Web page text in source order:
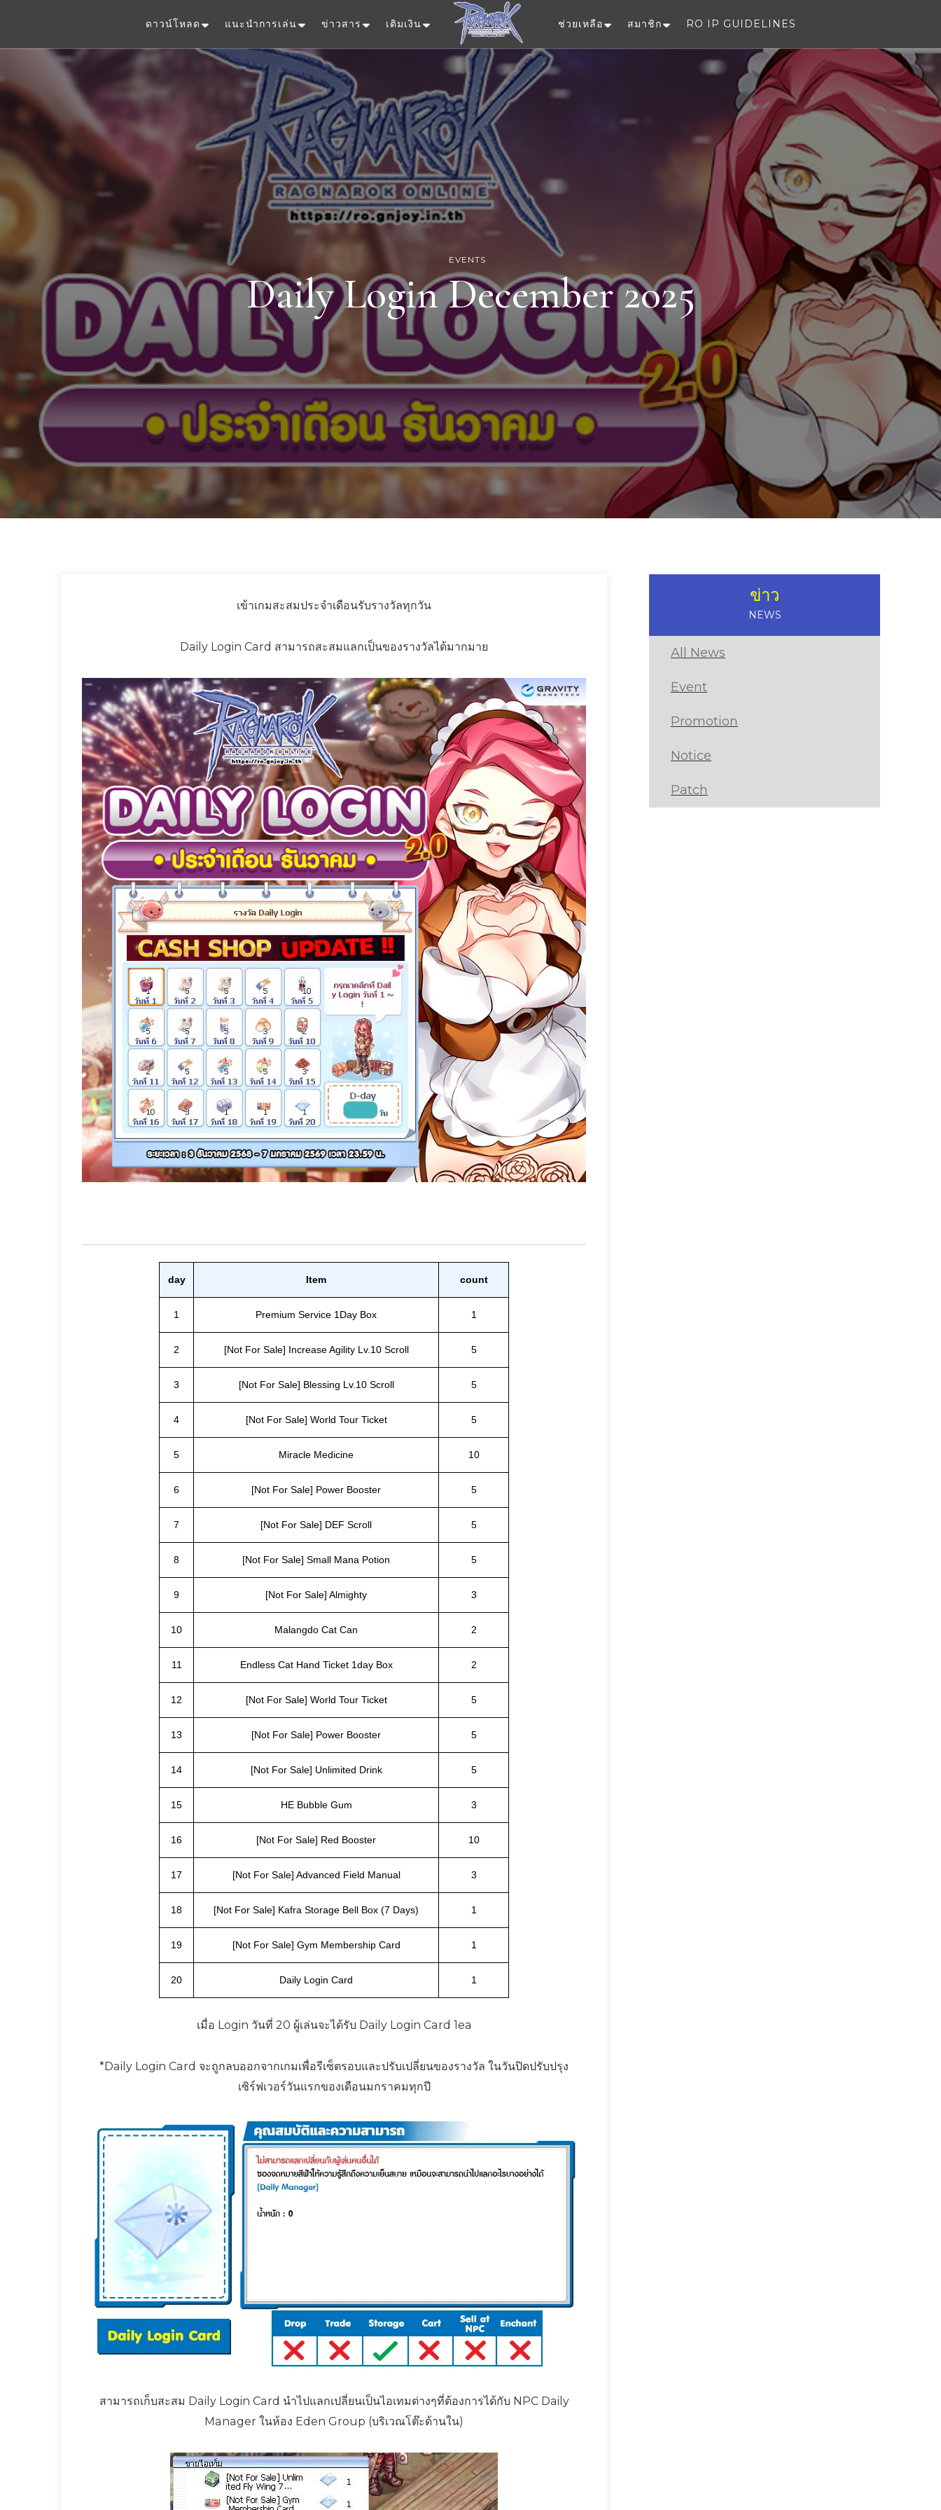
ดาวน์โหลด แนะนำการเล่น ข่าวสาร เติมเงิน
Ragnarok Online
ช่วยเหลือ สมาชิก RO IP GUIDELINES
EVENTS
Daily Login December 2025
เข้าเกมสะสมประจำเดือนรับรางวัลทุกวัน
Daily Login Card สามารถสะสมแลกเป็นของรางวัลได้มากมาย
day Item count
1 Premium Service 1Day Box 1
2 [Not For Sale] Increase Agility Lv.10 Scroll 5
3 [Not For Sale] Blessing Lv.10 Scroll 5
4 [Not For Sale] World Tour Ticket 5
5 Miracle Medicine 10
6 [Not For Sale] Power Booster 5
7 [Not For Sale] DEF Scroll 5
8 [Not For Sale] Small Mana Potion 5
9 [Not For Sale] Almighty 3
10 Malangdo Cat Can 2
11 Endless Cat Hand Ticket 1day Box 2
12 [Not For Sale] World Tour Ticket 5
13 [Not For Sale] Power Booster 5
14 [Not For Sale] Unlimited Drink 5
15 HE Bubble Gum 3
16 [Not For Sale] Red Booster 10
17 [Not For Sale] Advanced Field Manual 3
18 [Not For Sale] Kafra Storage Bell Box (7 Days) 1
19 [Not For Sale] Gym Membership Card 1
20 Daily Login Card 1
เมื่อ Login วันที่ 20 ผู้เล่นจะได้รับ Daily Login Card 1ea
*Daily Login Card จะถูกลบออกจากเกมเพื่อรีเซ็ตรอบและปรับเปลี่ยนของรางวัล ในวันปิดปรับปรุง
เซิร์ฟเวอร์วันแรกของเดือนมกราคมทุกปี
สามารถเก็บสะสม Daily Login Card นำไปแลกเปลี่ยนเป็นไอเทมต่างๆที่ต้องการได้กับ NPC Daily
Manager ในห้อง Eden Group (บริเวณโต๊ะด้านใน)
ข่าว
NEWS
All News
Event
Promotion
Notice
Patch